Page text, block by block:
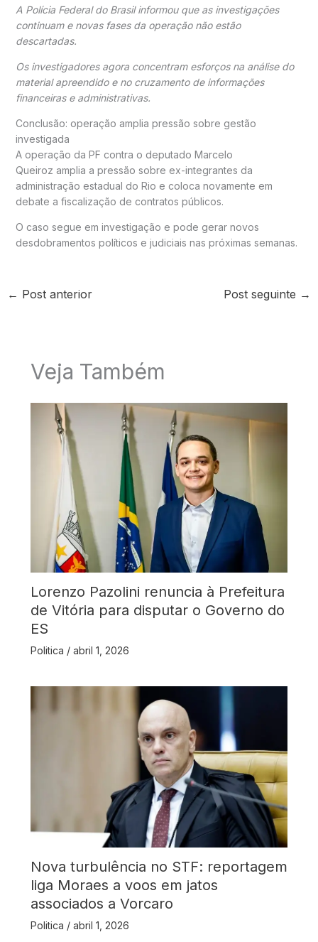
A Polícia Federal do Brasilinformou que as investigações
continuam e novas fases da operação não estão
descartadas.
Os investigadores agora concentram esforços na análise do
material apreendido e no cruzamento de informações
financeiras e administrativas.
Conclusão: operação amplia pressão sobre gestão
investigada
A operação da PF contra o deputado Marcelo
Queiroz amplia a pressão sobre ex-integrantes da
administração estadual do Rio e coloca novamente em
debate a fiscalização de contratos públicos.
O caso segue em investigação e pode gerar novos
desdobramentos políticos e judiciais nas próximas semanas.
← Post anterior Post seguinte →
Veja Também
Lorenzo Pazolini renuncia à Prefeitura
de Vitória para disputar o Governo do
ES
Politica / abril 1, 2026
Nova turbulência no STF: reportagem
liga Moraes a voos em jatos
associados a Vorcaro
Politica / abril 1, 2026